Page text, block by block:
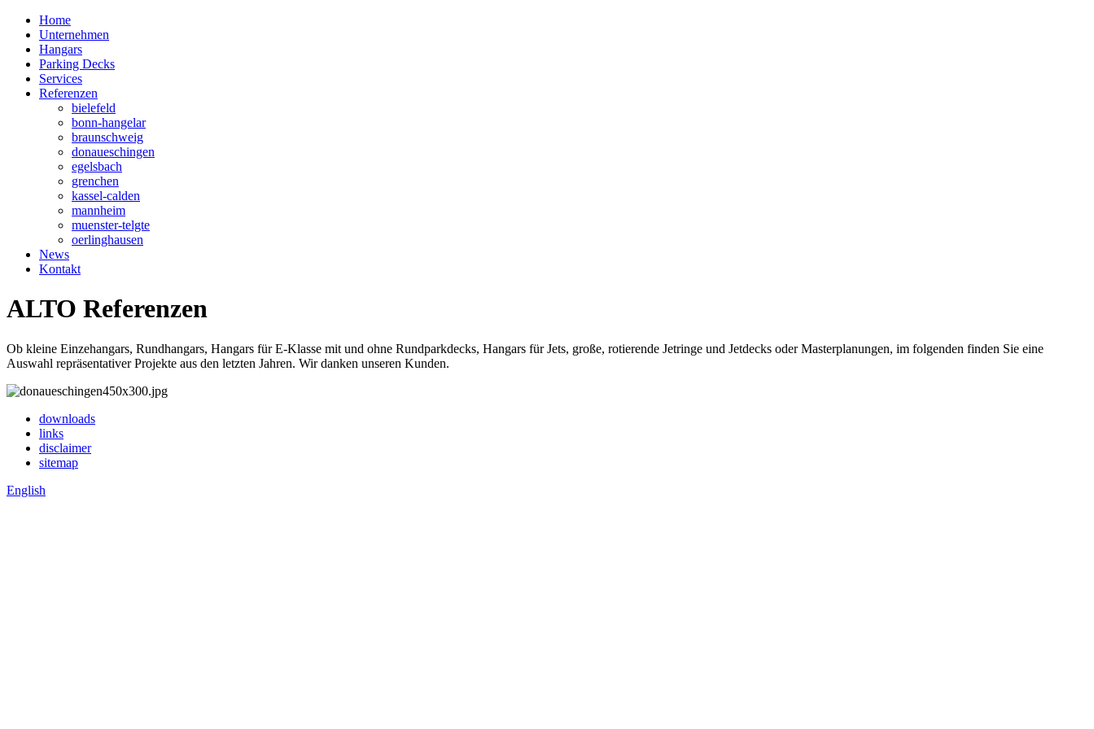
Home
Unternehmen
Hangars
Parking Decks
Services
Referenzen
bielefeld
bonn-hangelar
braunschweig
donaueschingen
egelsbach
grenchen
kassel-calden
mannheim
muenster-telgte
oerlinghausen
News
Kontakt
ALTO Referenzen
Ob kleine Einzehangars, Rundhangars, Hangars für E-Klasse mit und ohne Rundparkdecks, Hangars für Jets, große, rotierende Jetringe und Jetdecks oder Masterplanungen, im folgenden finden Sie eine
Auswahl repräsentativer Projekte aus den letzten Jahren. Wir danken unseren Kunden.
downloads
links
disclaimer
sitemap
English